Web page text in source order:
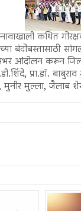
नावाखाली कथित
आंदोलन करून
प्रा.डॉ.
मुल्ला, जैलाब